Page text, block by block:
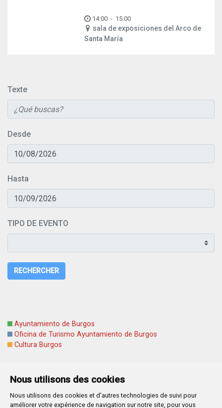
Nous utilisons des cookies
Nous utilisons des cookies et d'autres technologies de suivi pour
améliorer votre expérience de navigation sur notre site, pour vous
14:00 - 15:00
sala de exposiciones del Arco de
Santa María
Texte
Desde
Hasta
TIPO DE EVENTO
RECHERCHER
juin 2026
Lu Ma
8
9 10 11
15
16 17 18 19 20 21